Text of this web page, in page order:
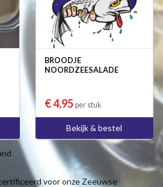
BROODJE
NOORDZEESALADE
€ 4,95 per stuk
Bekijk & bestel
voor onze Zeeuwse